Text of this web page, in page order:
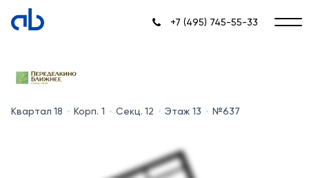
+7 (495) 745-55-33
Квартал 18 Корп. 1 Секц. 12 Этаж 13 №637